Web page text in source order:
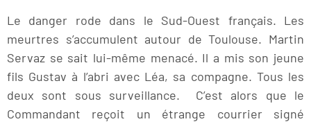
Le danger rode dans le Sud-Ouest français. Les
meurtres s’accumulent autour de Toulouse. Martin
Servaz se sait lui-même menacé. Il a mis son jeune
fils Gustav à l’abri avec Léa, sa compagne. Tous les
deux sont sous surveillance. C’est alors que le
Commandant reçoit un étrange courrier signé